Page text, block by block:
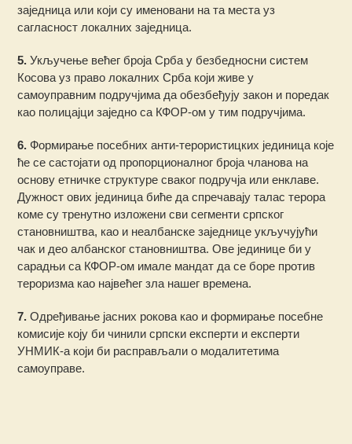
заједница или који су именовани на та места уз
сагласност локалних заједница.
5. Укључење већег броја Срба у безбедносни систем
Косова уз право локалних Срба који живе у
самоуправним подручјима да обезбеђују закон и поредак
као полицајци заједно са КФОР-ом у тим подручјима.
6. Формирање посебних анти-терористицких јединица које
ће се састојати од пропорционалног броја чланова на
основу етничке структуре сваког подручја или енклаве.
Дужност ових јединица биће да спречавају талас терора
коме су тренутно изложени сви сегменти српског
становништва, као и неалбанске заједнице укључујући
чак и део албанског становништва. Ове јединице би у
сарадњи са КФОР-ом имале мандат да се боре против
тероризма као највећег зла нашег времена.
7. Одређивање јасних рокова као и формирање посебне
комисије коју би чинили српски експерти и експерти
УНМИК-а који би расправљали о модалитетима
самоуправе.